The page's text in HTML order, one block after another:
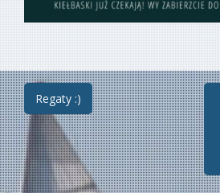
Zobacz
wpisy
Regaty :)